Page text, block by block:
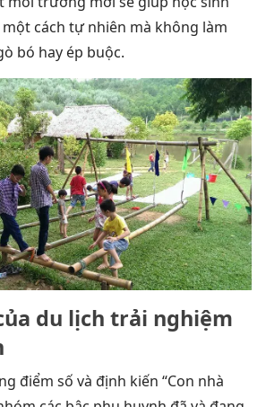
cách tự nhiên mà không làm
bó hay ép buộc.
du lịch trải nghiệm
điểm số và định kiến “Con nhà